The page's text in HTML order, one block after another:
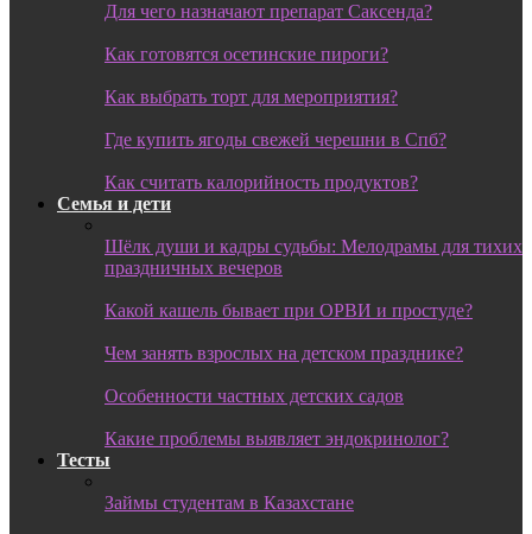
Для чего назначают препарат Саксенда?
Как готовятся осетинские пироги?
Как выбрать торт для мероприятия?
Где купить ягоды свежей черешни в Спб?
Как считать калорийность продуктов?
Семья и дети
Шёлк души и кадры судьбы: Мелодрамы для тихих
праздничных вечеров
Какой кашель бывает при ОРВИ и простуде?
Чем занять взрослых на детском празднике?
Особенности частных детских садов
Какие проблемы выявляет эндокринолог?
Тесты
Займы студентам в Казахстане